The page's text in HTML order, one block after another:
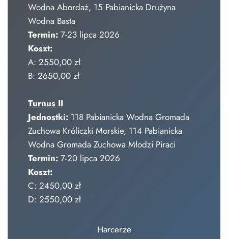
Wodna Abordaż, 15 Pabianicka Drużyna
Wodna Basta
Termin: 7-23 lipca 2026
Koszt:
A: 2550,00 zł
B: 2650,00 zł
Turnus II
Jednostki: 118 Pabianicka Wodna Gromada
Zuchowa Króliczki Morskie, 114 Pabianicka
Wodna Gromada Zuchowa Młodzi Piraci
Termin: 7-20 lipca 2026
Koszt:
C: 2450,00 zł
D: 2550,00 zł
Harcerze